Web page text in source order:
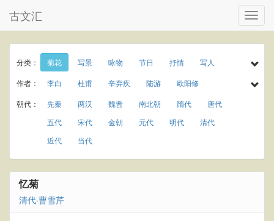
古文汇
分类： 菊花 写景 咏物 节日 抒情
写人
诗经
民谣 乐府 楚辞
小学古诗
初中古诗
高中古诗 小学文言文
初中文言文
高中文言文
唐诗三百首
古诗三百首
宋词三百首
清明节
端午节 七夕节 中秋节
重阳节
作者： 李白 杜甫 辛弃疾 陆游
欧阳修
孟浩然
于谦 李商隐 王守仁
罗隐
温庭筠
岑参 曾巩 秦观 龚自珍
元稹
庾信
贾岛
白居易
苏轼 李清照 韩愈
刘禹锡
梅尧臣
苏辙 皮日休 叶茵
朝代： 先秦 两汉 魏晋 南北朝 隋代
唐代
五代
宋代 金朝 元代 明代
清代
近代
当代
忆菊
清代·曹雪芹